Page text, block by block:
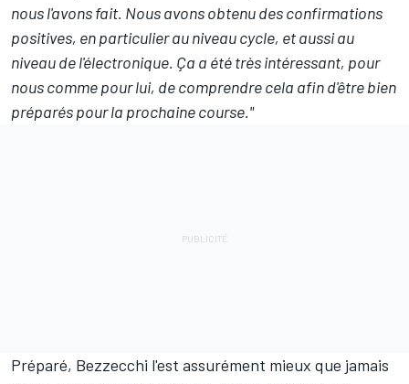
nous l'avons fait. Nous avons obtenu des confirmations
positives, en particulier au niveau cycle, et aussi au
niveau de l'électronique. Ça a été très intéressant, pour
nous comme pour lui, de comprendre cela afin d'être bien
préparés pour la prochaine course."
Préparé, Bezzecchi l'est assurément mieux que jamais